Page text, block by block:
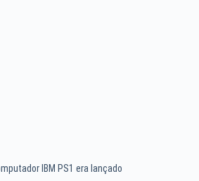
IBM PS1 era lançado